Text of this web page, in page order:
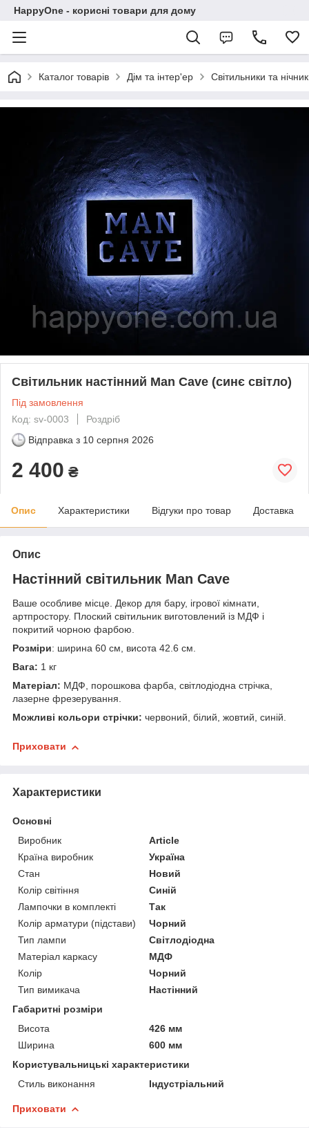
HappyOne - корисні товари для дому
Каталог товарів Дім та інтер'ер Світильники та
Світильник настінний Man Cave (синє світло)
Під замовлення
Код: sv-0003
Роздріб
Відправка з 10 серпня 2026
2 400 ₴
Опис Характеристики Відгуки про товар Доставка
Опис
Настінний світильник Man Cave
Ваше особливе місце. Декор для бару, ігрової кімнати,
артпростору. Плоский світильник виготовлений із МДФ і
покритий чорною фарбою.
Розміри: ширина 60 см, висота 42.6 см.
Вага: 1 кг
Матеріал: МДФ, порошкова фарба, світлодіодна стрічка,
лазерне фрезерування.
Можливі кольори стрічки: червоний, білий, жовтий, синій.
Приховати
Характеристики
Основні
Виробник
Article
Країна виробник
Україна
Стан
Новий
Колір світіння
Синій
Лампочки в комплекті
Так
Колір арматури (підстави)
Чорний
Тип лампи
Світлодіодна
Матеріал каркасу
МДФ
Колір
Чорний
Тип вимикача
Настінний
Габаритні розміри
Висота
426 мм
Ширина
600 мм
Користувальницькі характеристики
Стиль виконання
Індустріальний
Приховати